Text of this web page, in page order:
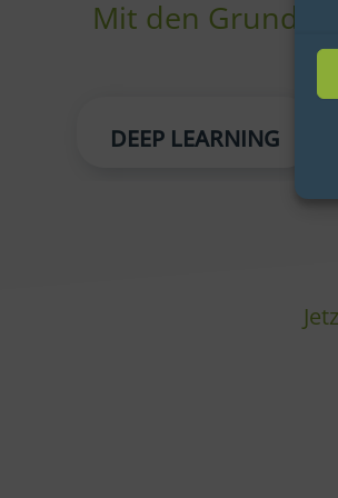
Mit den
DEEP LEARNING